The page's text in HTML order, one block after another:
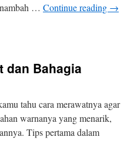
… Continue reading →
dan Bahagia
tahu cara merawatnya agar
warnanya yang menarik,
Tips pertama dalam